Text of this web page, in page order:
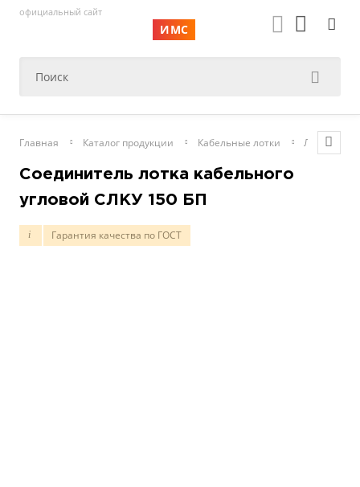
официальный сайт
ИМС
Главная Каталог продукции Кабельные лотки Листовые
Соединитель лотка кабельного
угловой СЛКУ 150 БП
i Гарантия качества по ГОСТ